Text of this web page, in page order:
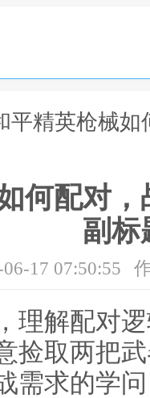
平精英枪械
何配对
副标
17 07:50:55
理解配对
捡取两把
需求的学